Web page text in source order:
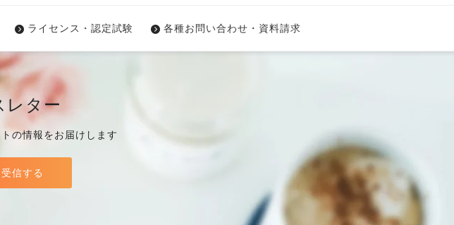
ライセンス・認定試験 各種お問い合わせ・資料請求
レター
の情報をお届けします
信する